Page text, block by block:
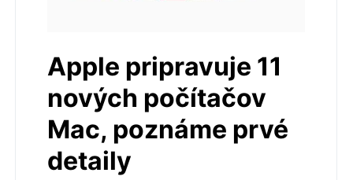
Apple pripravuje 11
nových počítačov
Mac, poznáme prvé
detaily